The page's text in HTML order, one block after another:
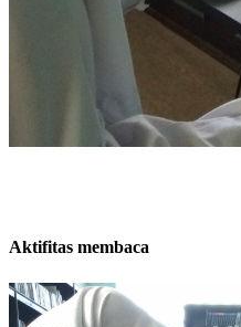
Aktifitas membaca